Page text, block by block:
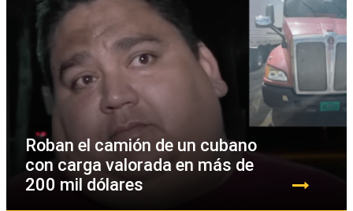
Roban el camión de un cubano
con carga valorada en más de
200 mil dólares